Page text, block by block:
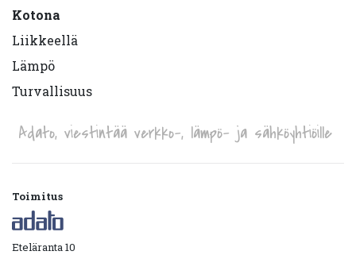
Kotona
Liikkeellä
Lämpö
Turvallisuus
Adato, viestintää verkko-, lämpö- ja sähköyhtiöille
Toimitus
Eteläranta 10